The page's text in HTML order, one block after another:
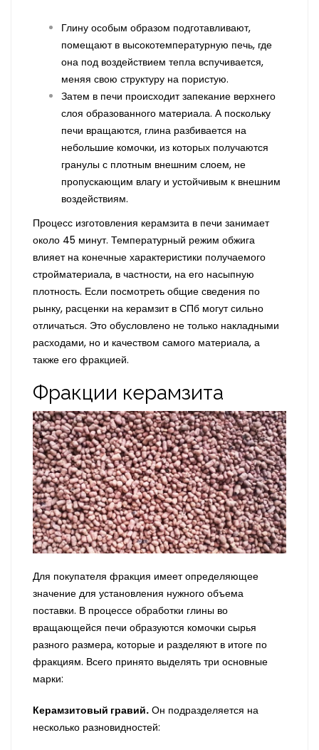
Глину особым образом подготавливают,
помещают в высокотемпературную печь, где
она под воздействием тепла вспучивается,
меняя свою структуру на пористую.
Затем в печи происходит запекание верхнего
слоя образованного материала. А поскольку
печи вращаются, глина разбивается на
небольшие комочки, из которых получаются
гранулы с плотным внешним слоем, не
пропускающим влагу и устойчивым к внешним
воздействиям.
Процесс изготовления керамзита в печи занимает
около 45 минут. Температурный режим обжига
влияет на конечные характеристики получаемого
стройматериала, в частности, на его насыпную
плотность. Если посмотреть общие сведения по
рынку, расценки на керамзит в СПб могут сильно
отличаться. Это обусловлено не только накладными
расходами, но и качеством самого материала, а
также его фракцией.
Фракции керамзита
Для покупателя фракция имеет определяющее
значение для установления нужного объема
поставки. В процессе обработки глины во
вращающейся печи образуются комочки сырья
разного размера, которые и разделяют в итоге по
фракциям. Всего принято выделять три основные
марки:
Керамзитовый гравий. Он подразделяется на
несколько разновидностей: